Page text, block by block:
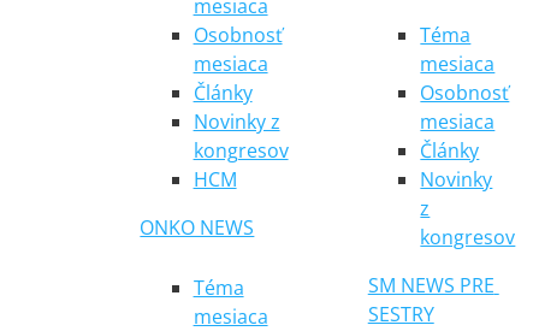
mesiaca
Osobnosť
mesiaca
Články
Novinky z
kongresov
HCM
ONKO NEWS
Téma
mesiaca
Téma
mesiaca
Osobnosť
mesiaca
Články
Novinky
z
kongresov
SM NEWS PRE
SESTRY